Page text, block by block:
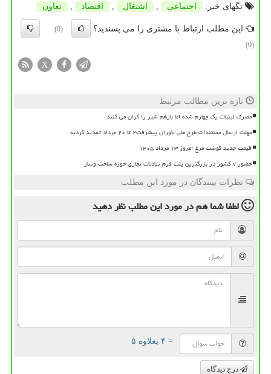
تگهای خبر:
اجتماعی , اشتغال , اقتصاد , تعاون
این مطلب ارتباط با مشتری را می پسندید؟
(0)
(0)
X
تازه ترین مطالب مرتبط
مصرف لبنیات یک چهارم شده اما بازهم شیر را گران می کنند
مهلت ارسال مستندات طرح ملی یاوران پیشرفت۲ تا ۲۰ مرداد تمدید گردید
قیمت جدید گوشت مرغ امروز ۱۳ مرداد ۱۴۰۵
حضور ۷ کشور در بزرگترین پلت فرم تبادلات تجاری حوزه ساخت وساز
نظرات بینندگان در مورد این مطلب
لطفا شما همدر مورد این مطلبنظر دهید
= ۴ بعلاوه ۵
درج دیدگاه